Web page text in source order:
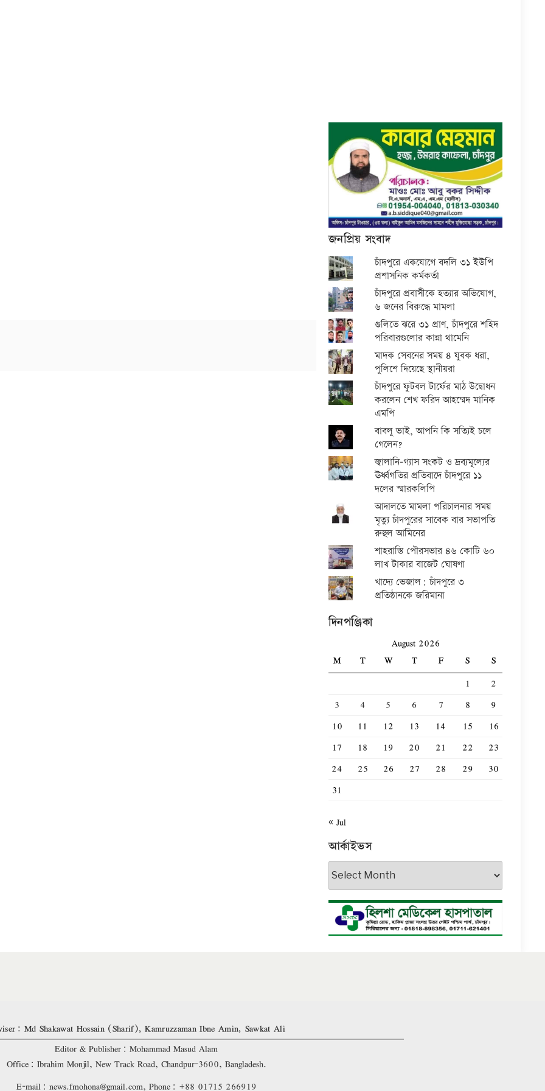
জনপ্রিয় সংবাদ
চাঁদপুরে একযোগে বদলি ৩১ ইউপি
প্রশাসনিক কর্মকর্তা
চাঁদপুরে প্রবাসীকে হত্যার অভিযোগ,
৬ জনের বিরুদ্ধে মামলা
গুলিতে ঝরে ৩১ প্রাণ, চাঁদপুরে শহিদ
পরিবারগুলোর কান্না থামেনি
মাদক সেবনের সময় ৪ যুবক ধরা,
পুলিশে দিয়েছে স্থানীয়রা
চাঁদপুরে ফুটবল টার্ফের মাঠ উদ্বোধন
করলেন শেখ ফরিদ আহম্মেদ মানিক
এমপি
বাবলু ভাই, আপনি কি সত্যিই চলে
গেলেন?
জ্বালানি-গ্যাস সংকট ও দ্রব্যমূল্যের
ঊর্ধ্বগতির প্রতিবাদে চাঁদপুরে ১১
দলের স্মারকলিপি
আদালতে মামলা পরিচালনার সময়
মৃত্যু চাঁদপুরের সাবেক বার সভাপতি
রুহুল আমিনের
শাহরাস্তি পৌরসভার ৪৬ কোটি ৬০
লাখ টাকার বাজেট ঘোষণা
খাদ্যে ভেজাল: চাঁদপুরে ৩
প্রতিষ্ঠানকে জরিমানা
দিনপঞ্জিকা
August 2026
M
T W T F S
S
1
2
3
4 5 6 7 8
9
10
11 12 13 14 15
16
17
18 19 20 21 22
23
24
25 26 27 28 29
30
31
« Jul
আর্কাইভস
আর্কাইভস
Md Shakawat Hossain (Sharif), Kamruzzaman Ibne Amin, Sawkat Ali
Editor & Publisher: Mohammad Masud Alam
Office: Ibrahim Monjil, New Track Road, Chandpur-3600, Bangladesh.
E-mail: news.fmohona@gmail.com, Phone: +88 01715 266919